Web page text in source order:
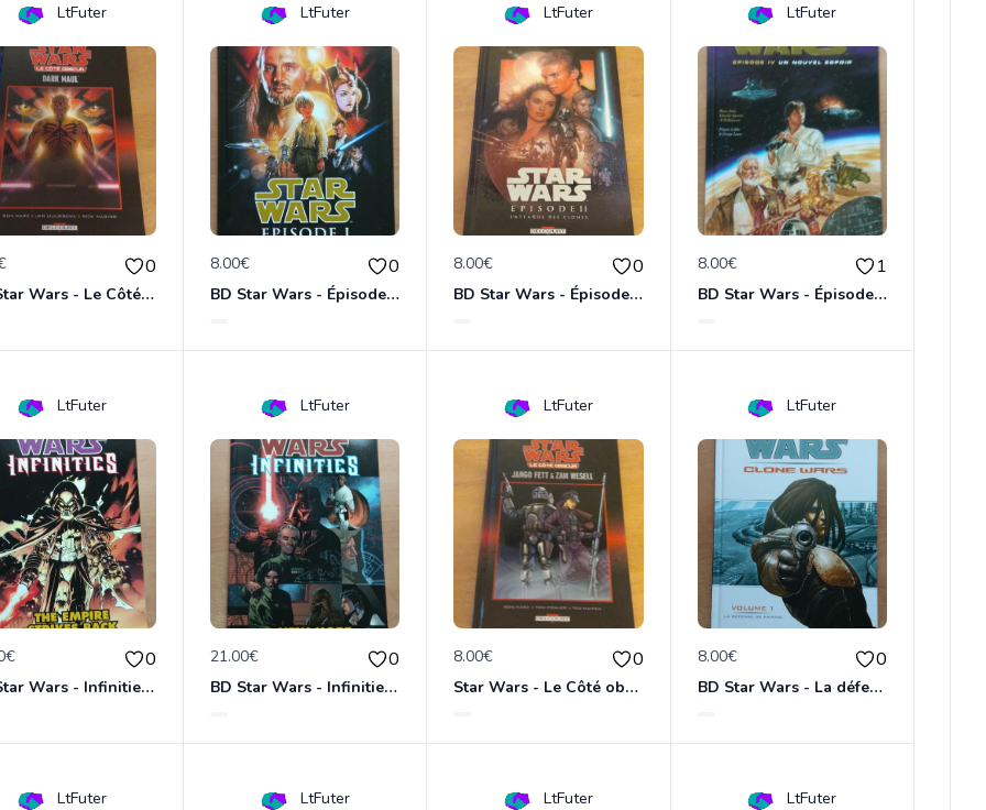
LtFuter
0
BD Star Wars - Le Côté obscur T02 - Dark Maul
LtFuter
8.00€ 0
BD Star Wars - Épisode 1 : la menace fantôme
LtFuter
8.00€ 0
BD Star Wars - Épisode 2 : l'attaque des clones
LtFuter
8.00€ 1
BD Star Wars - Épisode 4 : Un nouvel espoir
LtFuter
0
BD Star Wars - Infinities - The Empire Strike Back (VO)
LtFuter
21.00€ 0
BD Star Wars - Infinities - A New Hope (VO)
LtFuter
8.00€ 0
Star Wars - Le Côté obscur T01 - Jango Fett et Zam Wesell
LtFuter
8.00€ 0
BD Star Wars - La défense de Kamino (Clone Wars volume 1)
LtFuter LtFuter LtFuter LtFuter